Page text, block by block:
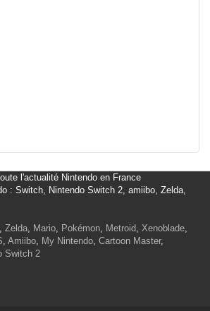
l'actualité Nintendo en France
: Switch, Nintendo Switch 2, amiibo, Zelda,
, Zelda, Mario, Pokémon, Metroid, Xenoblade,
, Amiibo, My Nintendo, Cartoon Master,
Switch 2